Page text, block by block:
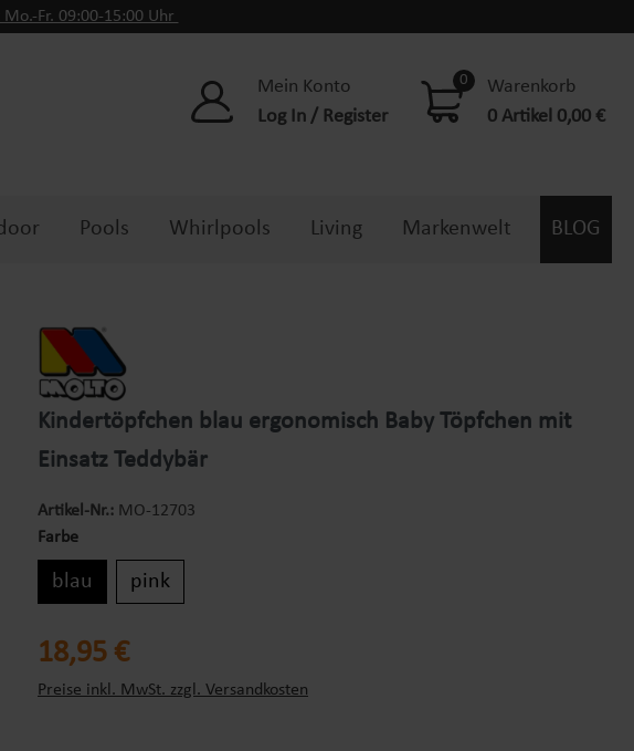
Fr. 09:00-15:00 Uhr
Mein Konto
Log In / Register
0
Warenkorb
0 Artikel 0,00 €
Pools Whirlpools Living Markenwelt BLOG
Kindertöpfchen blau ergonomisch Baby Töpfchen mit
Einsatz Teddybär
Artikel-Nr.: MO-12703
Farbe
blau pink
Regulärer Preis:
18,95 €
Preise inkl. MwSt. zzgl. Versandkosten